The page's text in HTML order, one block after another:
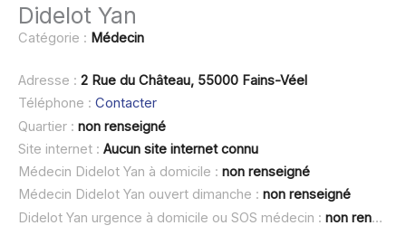
Didelot Yan
Catégorie : Médecin
Adresse : 2 Rue du Château, 55000 Fains-Véel
Téléphone : Contacter
Quartier : non renseigné
Site internet : Aucun site internet connu
Médecin Didelot Yan à domicile : non renseigné
Médecin Didelot Yan ouvert dimanche : non renseigné
Didelot Yan urgence à domicile ou SOS médecin : non renseigné